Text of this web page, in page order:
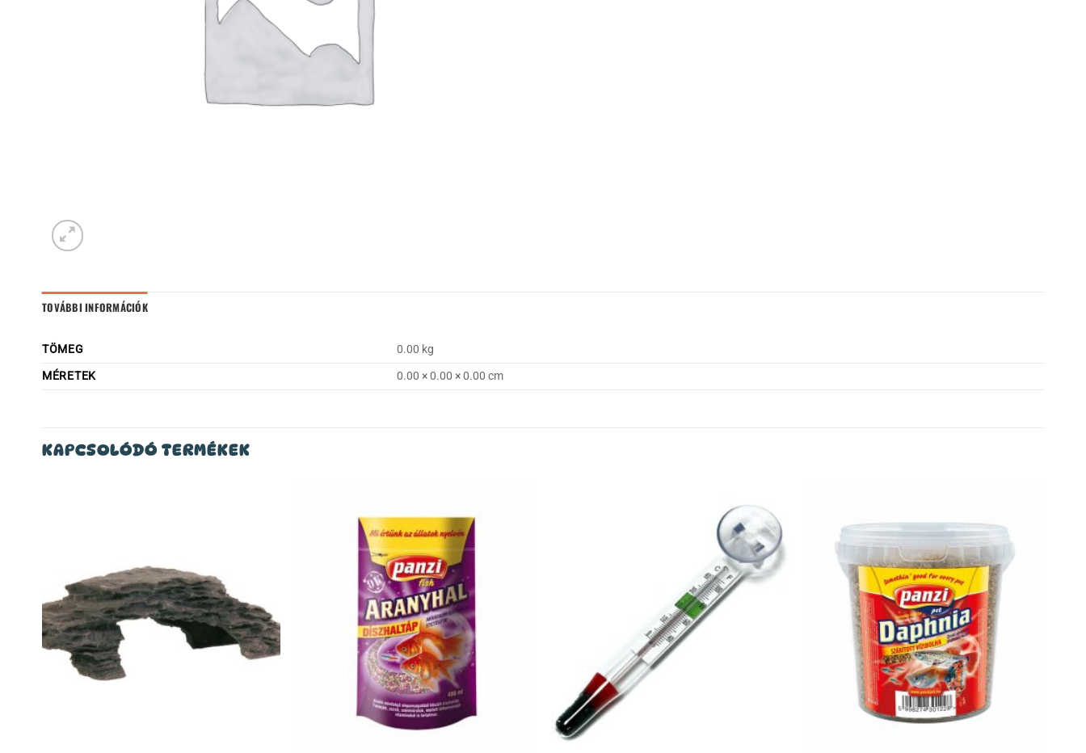
TOVÁBBI INFORMÁCIÓK
TÖMEG
0.00 kg
MÉRETEK
0.00 × 0.00 × 0.00 cm
KAPCSOLÓDÓ TERMÉKEK